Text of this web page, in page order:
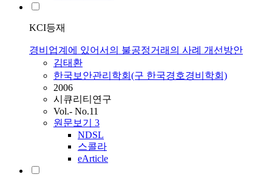
KCI등재
경비업계에 있어서의 불공정거래의 사례 개선방안
김태환
한국보안관리학회(구 한국경호경비학회)
2006
시큐리티연구
Vol.- No.11
원문보기 3
NDSL
스콜라
eArticle